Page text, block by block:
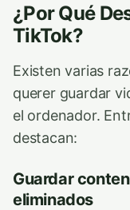
¿Por Qué
TikTok?
Existen varias
querer guardar
el ordenador.
destacan:
Guardar
eliminados